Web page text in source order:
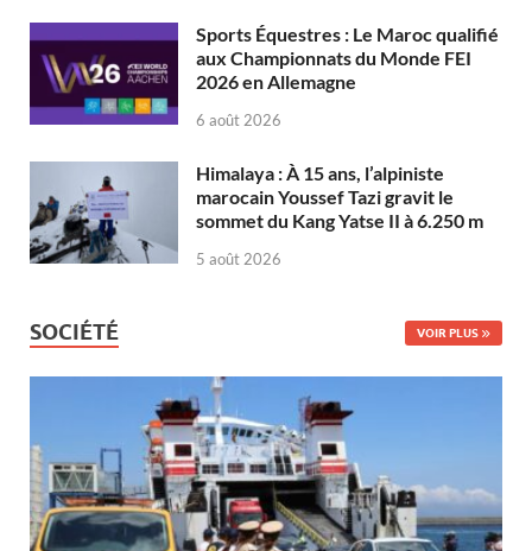
Sports Équestres : Le Maroc qualifié
aux Championnats du Monde FEI
2026 en Allemagne
6 août 2026
Himalaya : À 15 ans, l’alpiniste
marocain Youssef Tazi gravit le
sommet du Kang Yatse II à 6.250 m
5 août 2026
SOCIÉTÉ VOIR PLUS